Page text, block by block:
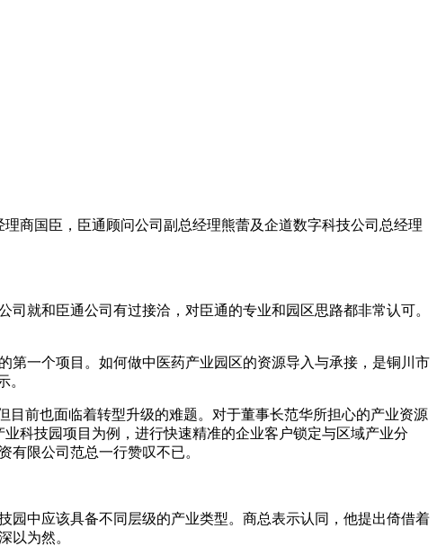
商国臣，臣通顾问公司副总经理熊蕾及企道数字科技公司总经理
就和臣通公司有过接洽，对臣通的专业和园区思路都非常认可。
第一个项目。如何做中医药产业园区的资源导入与承接，是铜川市
。
目前也面临着转型升级的难题。对于董事长范华所担心的产业资源
科技园项目为例，进行快速精准的企业客户锁定与区域产业分
有限公司范总一行赞叹不已。
园中应该具备不同层级的产业类型。商总表示认同，他提出倚借着
以为然。